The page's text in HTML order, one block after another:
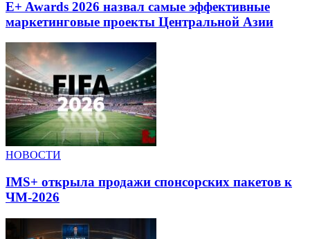
E+ Awards 2026 назвал самые эффективные
маркетинговые проекты Центральной Азии
НОВОСТИ
IMS+ открыла продажи спонсорских пакетов к
ЧМ-2026